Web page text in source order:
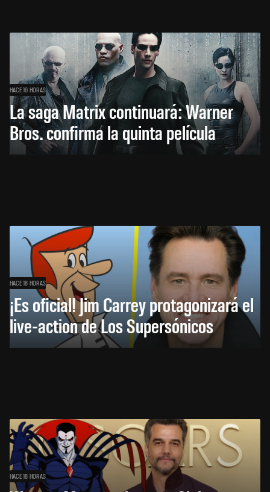
HACE 16 HORAS
La saga Matrix continuará: Warner
Bros. confirma la quinta película
HACE 18 HORAS
¡Es oficial! Jim Carrey protagonizará el
live-action de Los Supersónicos
HACE 18 HORAS